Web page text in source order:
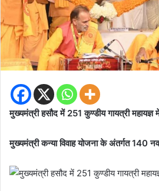
मुख्यमंत्री हसौद में 251 कुण्डीय गायत्री महायज्ञ
मुख्यमंत्री कन्या विवाह योजना के अंतर्गत 140